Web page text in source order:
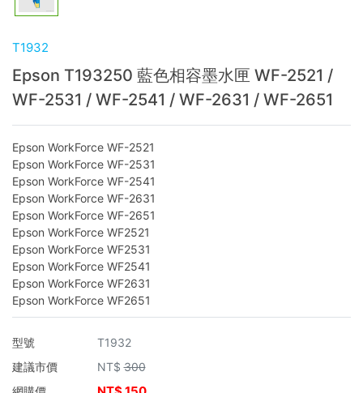
T1932
Epson T193250 藍色相容墨水匣 WF-2521 /
WF-2531 / WF-2541 / WF-2631 / WF-2651
Epson WorkForce WF-2521
Epson WorkForce WF-2531
Epson WorkForce WF-2541
Epson WorkForce WF-2631
Epson WorkForce WF-2651
Epson WorkForce WF2521
Epson WorkForce WF2531
Epson WorkForce WF2541
Epson WorkForce WF2631
Epson WorkForce WF2651
型號
T1932
建議市價
NT$ 300